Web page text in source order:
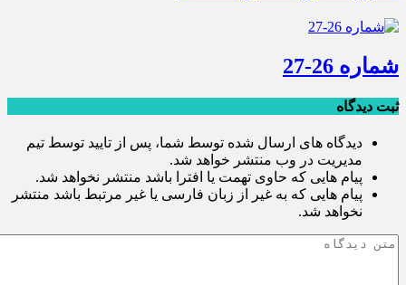
شماره 26-27
ثبت دیدگاه
دیدگاه های ارسال شده توسط شما، پس از تایید توسط تیم
مدیریت در وب منتشر خواهد شد.
پیام هایی که حاوی تهمت یا افترا باشد منتشر نخواهد شد.
پیام هایی که به غیر از زبان فارسی یا غیر مرتبط باشد منتشر
نخواهد شد.